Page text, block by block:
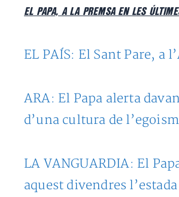
EL PAPA, A LA PREMSA EN LES
EL PAÍS: El Sant Pare, a
ARA: El Papa alerta
d’una cultura de
LA VANGUARDIA: El
aquest divendres